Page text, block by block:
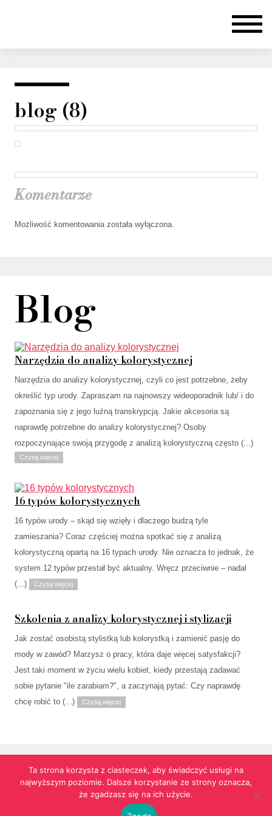
blog (8)
Komentarze
Możliwość komentowania została wyłączona.
Blog
Narzędzia do analizy kolorystycznej
Narzędzia do analizy kolorystycznej, czyli co jest potrzebne, żeby
określić typ urody. Zapraszam na najnowszy wideoporadnik lub/ i do
zapoznania się z jego luźną transkrypcją. Jakie akcesoria są
naprawdę potrzebne do analizy kolorystycznej? Osoby
rozpoczynające swoją przygodę z analizą kolorystyczną często (...)
Czytaj więcej
16 typów kolorystycznych
16 typów urody – skąd się wzięły i dlaczego budzą tyle
zamieszania? Coraz częściej można spotkać się z analizą
kolorystyczną opartą na 16 typach urody. Nie oznacza to jednak, że
system 12 typów przestał być aktualny. Wręcz przeciwnie – nadal
(...)
Czytaj więcej
Szkolenia z analizy kolorystycznej i stylizacji
Jak zostać osobistą stylistką lub kolorystką i zamienić pasję do
mody w zawód? Marzysz o pracy, która daje więcej satysfakcji?
Jest taki moment w życiu wielu kobiet, kiedy przestają zadawać
sobie pytanie "ile zarabiam?", a zaczynają pytać: Czy naprawdę
chcę robić to (...)
Czytaj więcej
Ta strona korzysta z ciasteczek, aby świadczyć usługi na
najwyższym poziomie. Dalsze korzystanie ze strony oznacza,
że zgadzasz się na ich użycie.
Strona korzysta z informacji przechowywanych w plikach cookies w celach
funkcjonalnych oraz statystycznych.
agencja reklamowa Gliwice